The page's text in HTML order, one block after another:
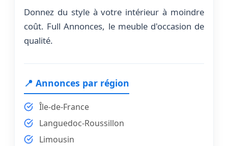
Donnez du style à votre intérieur à moindre
coût. Full Annonces, le meuble d'occasion de
qualité.
📍 Annonces par région
Île-de-France
Languedoc-Roussillon
Limousin